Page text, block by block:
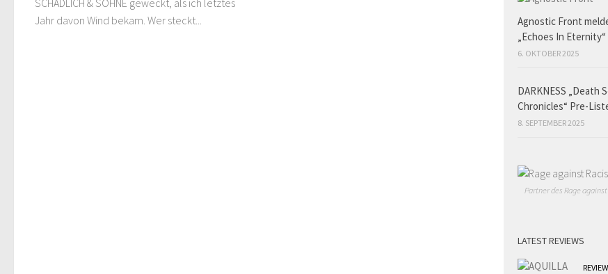
SCHÄDLICH & SÖHNE geweckt, als ich letztes
Jahr davon Wind bekam. Wer steckt...
Agnostic Front
„Echoes In
6. OKTOBER 2025
DARKNESS „Death
Chronicles“ Pre-
8. SEPTEMBER 2025
Partner des Rage
LATEST REVIEWS